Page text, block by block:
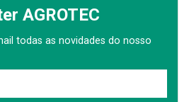
AGROTEC
todas as novidades do nosso